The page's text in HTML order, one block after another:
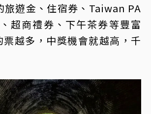
旅遊金、住宿券、Taiwan PA
超商禮券、下午茶券等豐富
越多，中獎機會就越高，千